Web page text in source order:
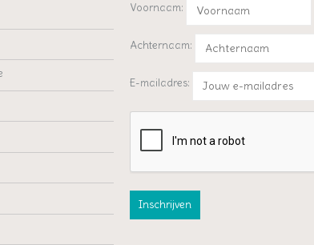
Voornaam:
Achternaam:
E-mailadres: